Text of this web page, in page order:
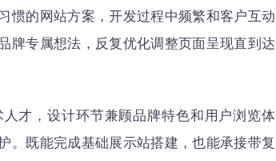
惯的网站方案，开发过程中频繁和客户互动
牌专属想法，反复优化调整页面呈现直到达
才，设计环节兼顾品牌特色和用户浏览体
。既能完成基础展示站搭建，也能承接带复